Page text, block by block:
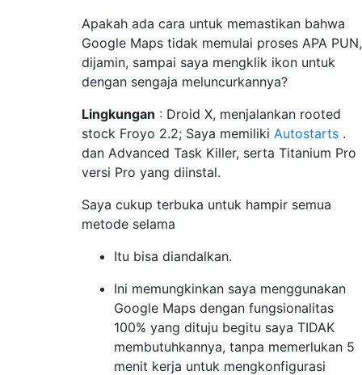
Apakah ada cara untuk memastikan bahwa
Google Maps tidak memulai proses APA PUN,
dijamin, sampai saya mengklik ikon untuk
dengan sengaja meluncurkannya?
Lingkungan : Droid X, menjalankan rooted
stock Froyo 2.2; Saya memiliki Autostarts .
dan Advanced Task Killer, serta Titanium Pro
versi Pro yang diinstal.
Saya cukup terbuka untuk hampir semua
metode selama
Itu bisa diandalkan.
Ini memungkinkan saya menggunakan
Google Maps dengan fungsionalitas
100% yang dituju begitu saya TIDAK
membutuhkannya, tanpa memerlukan 5
menit kerja untuk mengkonfigurasi